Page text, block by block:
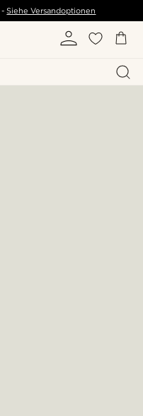
- Siehe Versandoptionen